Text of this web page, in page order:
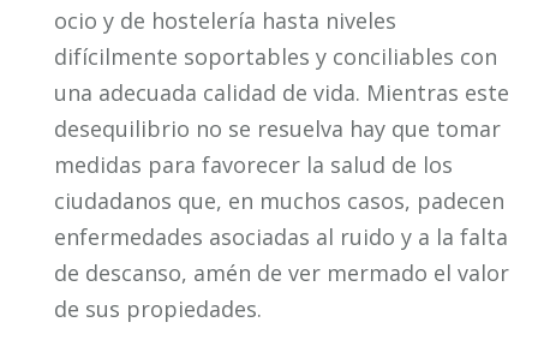
ocio y de hostelería hasta niveles
difícilmente soportables y conciliables con
una adecuada calidad de vida. Mientras este
desequilibrio no se resuelva hay que tomar
medidas para favorecer la salud de los
ciudadanos que, en muchos casos, padecen
enfermedades asociadas al ruido y a la falta
de descanso, amén de ver mermado el valor
de sus propiedades.